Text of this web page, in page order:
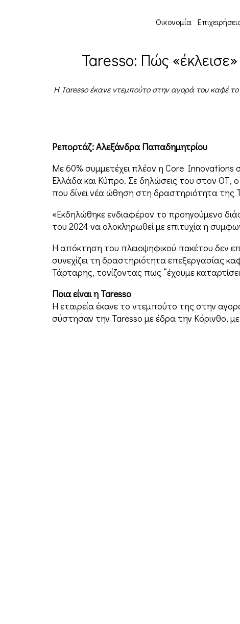
Οικονομία
Taresso: Πώς
Η Taresso έκανε ντεμπούτο στην αγορά του καφέ το
Ρεπορτάζ: Αλεξάνδρα Παπαδημητρίου
Με 60% συμμετέχει πλέον η Core Innovations
Ελλάδα και Κύπρο. Σε δηλώσεις του στον ΟΤ,
που δίνει νέα ώθηση στη δραστηριότητα της
«Εκδηλώθηκε ενδιαφέρον το προηγούμενο
του 2024 να ολοκληρωθεί με επιτυχία η
Η απόκτηση του πλειοψηφικού πακέτου δεν
συνεχίζει τη δραστηριότητα επεξεργασίας
Τάρταρης, τονίζοντας πως “έχουμε
Ποια είναι η Taresso
Η εταιρεία έκανε το ντεμπούτο της στην
σύστησαν την Taresso με έδρα την Κόρινθο,